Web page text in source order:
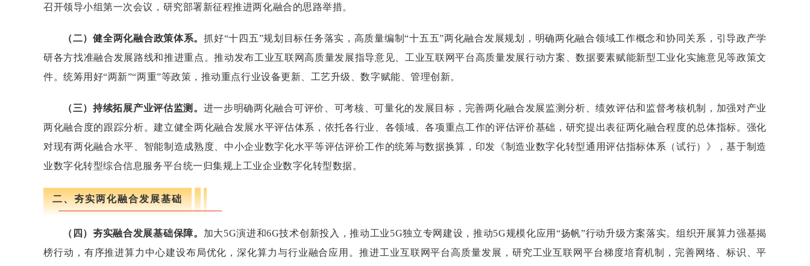
召开领导小组第一次会议，研究部署新征程推进两化融合的思路举措。
（二）健全两化融合政策体系。抓好“十四五”规划目标任务落实，高质量编制“十五五”两化融合发展规划，明确两化融合领域工作概念和协同关系，引导政产学
研各方找准融合发展路线和推进重点。推动发布工业互联网高质量发展指导意见、工业互联网平台高质量发展行动方案、数据要素赋能新型工业化实施意见等政策文
件。统筹用好“两新”“两重”等政策，推动重点行业设备更新、工艺升级、数字赋能、管理创新。
（三）持续拓展产业评估监测。 进一步明确两化融合可评价、可考核、可量化的发展目标，完善两化融合发展监测分析、绩效评估和监督考核机制，加强对产业
两化融合度的跟踪分析。建立健全两化融合发展水平评估体系，依托各行业、各领域、各项重点工作的评估评价基础，研究提出表征两化融合程度的总体指标。强化
对现有两化融合水平、智能制造成熟度、中小企业数字化水平等评估评价工作的统筹与数据换算，印发《制造业数字化转型通用评估指标体系（试行）》，基于制造
业数字化转型综合信息服务平台统一归集规上工业企业数字化转型数据。
二、夯实两化融合发展基础
（四）夯实融合发展基础保障。 加大5G演进和6G技术创新投入，推动工业5G独立专网建设，推动5G规模化应用“扬帆”行动升级方案落实。组织开展算力强基揭
榜行动，有序推进算力中心建设布局优化，深化算力与行业融合应用。推进工业互联网平台高质量发展，研究工业互联网平台梯度培育机制，完善网络、标识、平